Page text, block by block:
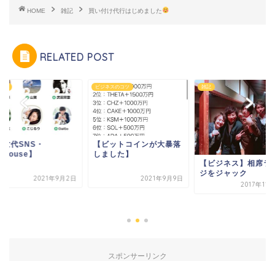
HOME 雑記 買い付け代行はじめました
RELATED POST
世代SNS・
】
2021年9月2日
ビジネスのコツ
【ビットコインが大暴落
しました】
2021年9月9日
雑記
【ビジネス】相席ラ
ジをジャック
2017年11
スポンサーリンク